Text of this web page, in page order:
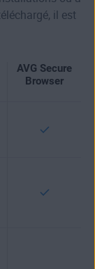
il est
AVG Secure
Browser